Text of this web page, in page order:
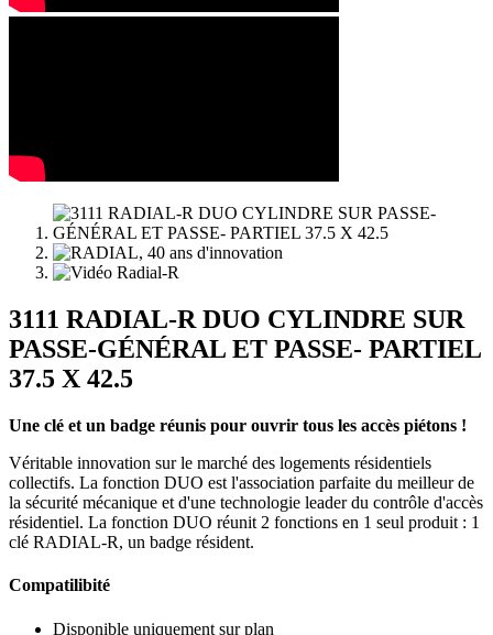
3111 RADIAL-R DUO CYLINDRE SUR
PASSE-GÉNÉRAL ET PASSE- PARTIEL
37.5 X 42.5
Une clé et un badge réunis pour ouvrir tous les accès piétons !
Véritable innovation sur le marché des logements résidentiels
collectifs. La fonction DUO est l'association parfaite du meilleur de
la sécurité mécanique et d'une technologie leader du contrôle d'accès
résidentiel. La fonction DUO réunit 2 fonctions en 1 seul produit : 1
clé RADIAL-R, un badge résident.
Compatilibité
Disponible uniquement sur plan